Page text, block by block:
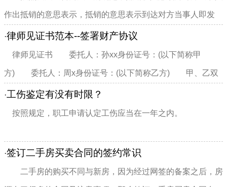
作出抵销的意思表示，抵销的意思表示到达对方当事人即发
生...
·律师见证书范本--签署财产协议
律师见证书 委托人：孙xx身份证号：(以下简称甲
方) 委托人：周x身份证号：(以下简称乙方) 甲、乙双
方因财产问题达成协议，...
·工伤鉴定有没有时限？
按照规定，职工申请认定工伤应当在一年之内。
·签订二手房买卖合同的签约常识
二手房的购买不同与新房，因为经过网签的备案之后，房